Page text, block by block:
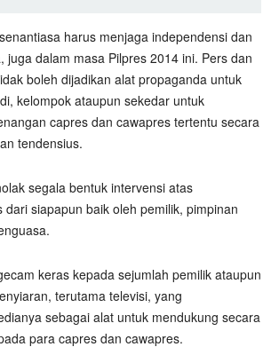
harus menjaga independensi dan
juga dalam masa Pilpres 2014 ini. Pers dan
boleh dijadikan alat propaganda untuk
kelompok ataupun sekedar untuk
capres dan cawapres tertentu secara
tendensius.
segala bentuk intervensi atas
dari siapapun baik oleh pemilik, pimpinan
keras kepada sejumlah pemilik ataupun
terutama televisi, yang
sebagai alat untuk mendukung secara
para capres dan cawapres.